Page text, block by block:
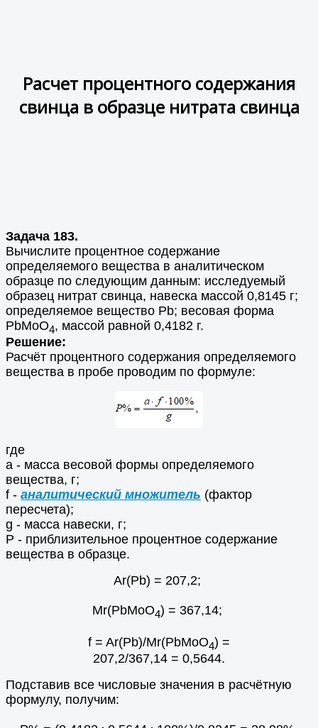
Расчет процентного содержания
свинца в образце нитрата свинца
Задача 183.
Вычислите процентное содержание
определяемого вещества в аналитическом
образце по следующим данным: исследуемый
образец нитрат свинца, навеска массой 0,8145 г;
определяемое вещество Pb; весовая форма
PbМоO4, массой равной 0,4182 г.
Решение:
Расчёт процентного содержания определяемого
вещества в пробе проводим по формуле:
где
а - масса весовой формы определяемого
вещества, г;
f - аналитический множитель (фактор
пересчета);
g - масса навески, г;
Р - приблизительное процентное содержание
вещества в образце.
Ar(Pb) = 207,2;
Mr(PbМоO4) = 367,14;
f = Ar(Pb)/Mr(PbМоO4) =
207,2/367,14 = 0,5644.
Подставив все числовые значения в расчётную
формулу, получим:
. .